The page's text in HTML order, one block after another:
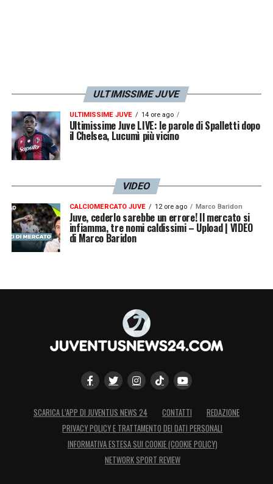
ULTIMISSIME JUVE
ULTIMISSIME JUVE 14 ore ago
Ultimissime Juve LIVE: le parole di Spalletti dopo
il Chelsea, Lucumì più vicino
VIDEO
CALCIOMERCATO JUVE 12 ore ago Marco Baridon
Juve, cederlo sarebbe un errore! Il mercato si
infiamma, tre nomi caldissimi – Upload | VIDEO
di Marco Baridon
SCARICA L’APP DI JUVENTUS NEWS 24 CONTATTI
REDAZIONE
PRIVACY POLICY E TRATTAMENTO DEI DATI PERSONALI
INFORMATIVA ESTESA SUI COOKIE (COOKIE POLICY)
NETWORK SPORT REVIEW